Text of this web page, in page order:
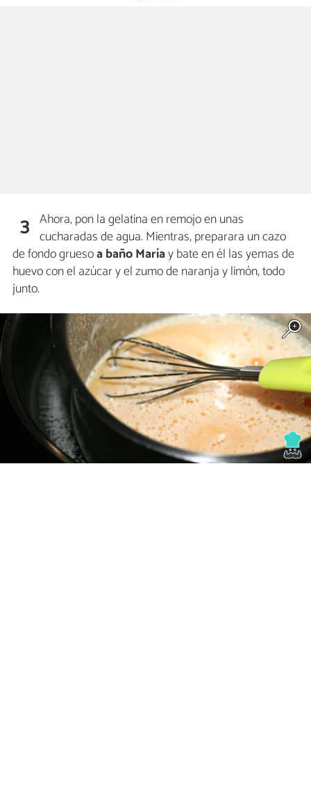
3 Ahora, pon la gelatina en remojo en unas
cucharadas de agua. Mientras, preparara un cazo
de fondo gruesoa baño Maríay bate en él las yemas de
huevo con el azúcar y el zumo de naranja y limón, todo
junto.